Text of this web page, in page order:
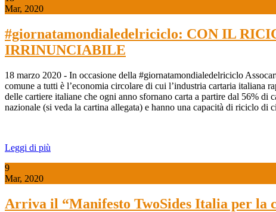
Mar, 2020
#giornatamondialedelriciclo: CON IL
IRRINUNCIABILE
18 marzo 2020 - In occasione della #giornatamondialedelriciclo
comune a tutti è l’economia circolare di cui l’industria cartaria italiana
delle cartiere italiane che ogni anno sfornano carta a partire dal 56%
nazionale (si veda la cartina allegata) e hanno una capacità di riciclo di
Leggi di più
9
Mar, 2020
Arriva il “Manifesto TwoSides Italia per la